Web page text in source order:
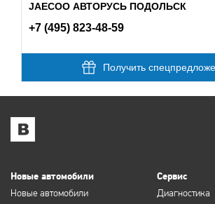
JAECOO АВТОРУСЬ ПОДОЛЬСК
+7 (495) 823-48-59
Получить
Новые автомобили
Новые автомобили
Сервис
Диагностика